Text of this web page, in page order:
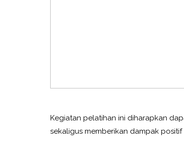
Kegiatan pelatihan ini diharapkan
sekaligus memberikan dampak